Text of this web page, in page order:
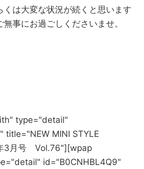
くは大変な状況が続くと思います
事にお過ごしくださいませ。
type="detail"
title="NEW MINI STYLE
3月号 Vol.76"][wpap
id="B0CNHBL4Q9"